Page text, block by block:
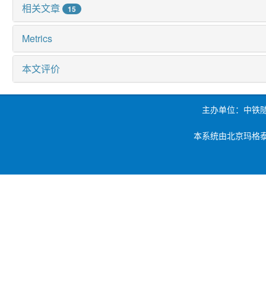
相关文章 15
Metrics
本文评价
主办单位：中铁
本系统由北京玛格